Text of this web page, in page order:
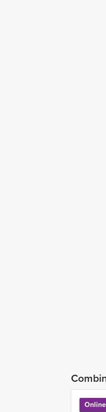
Online